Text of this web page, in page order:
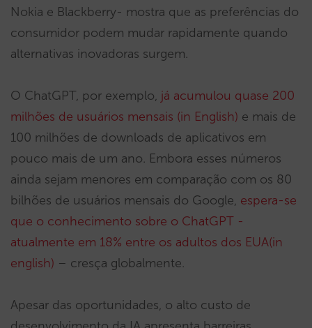
Nokia e Blackberry- mostra que as preferências do
consumidor podem mudar rapidamente quando
alternativas inovadoras surgem.
O ChatGPT, por exemplo, já acumulou quase 200
milhões de usuários mensais (in English) e mais de
100 milhões de downloads de aplicativos em
pouco mais de um ano. Embora esses números
ainda sejam menores em comparação com os 80
bilhões de usuários mensais do Google, espera-se
que o conhecimento sobre o ChatGPT -
atualmente em 18% entre os adultos dos EUA(in
english) – cresça globalmente.
Apesar das oportunidades, o alto custo de